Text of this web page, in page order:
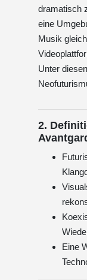
dramatisch
eine
Musik
Unter
2.
Eine